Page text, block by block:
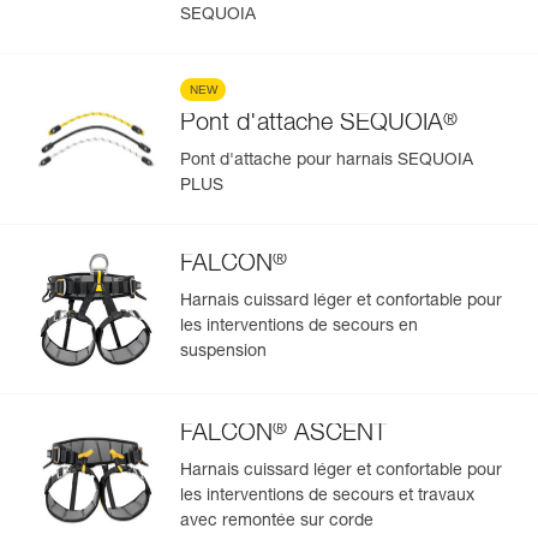
SEQUOIA
NEW
Pont d'attache SEQUOIA®
Pont d'attache pour harnais SEQUOIA
PLUS
FALCON®
Harnais cuissard léger et confortable pour
les interventions de secours en
suspension
FALCON® ASCENT
Harnais cuissard léger et confortable pour
les interventions de secours et travaux
avec remontée sur corde